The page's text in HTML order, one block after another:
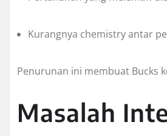
Kurangnya chemistry antar
Penurunan ini membuat Bucks
Masalah